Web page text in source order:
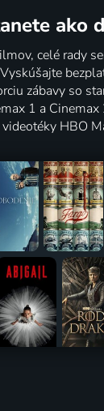
ako
celé rady
zábavy so
1 a
HBO